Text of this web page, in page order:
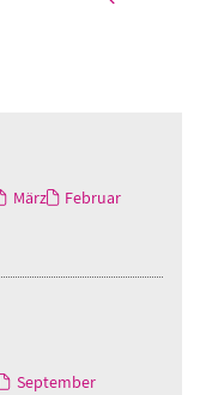
März
Februar
September